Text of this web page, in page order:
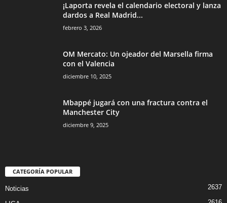
¡Laporta revela el calendario electoral y lanza
dardos a Real Madrid...
febrero 3, 2026
OM Mercato: Un ojeador del Marsella firma
con el Valencia
diciembre 10, 2025
Mbappé jugará con una fractura contra el
Manchester City
diciembre 9, 2025
CATEGORÍA POPULAR
Noticias 2637